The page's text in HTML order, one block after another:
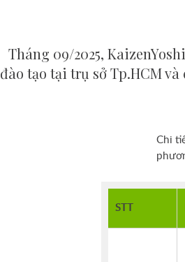
Tháng 09/2025,
đào tạo tại trụ sở Tp.HCM
Chi
STT